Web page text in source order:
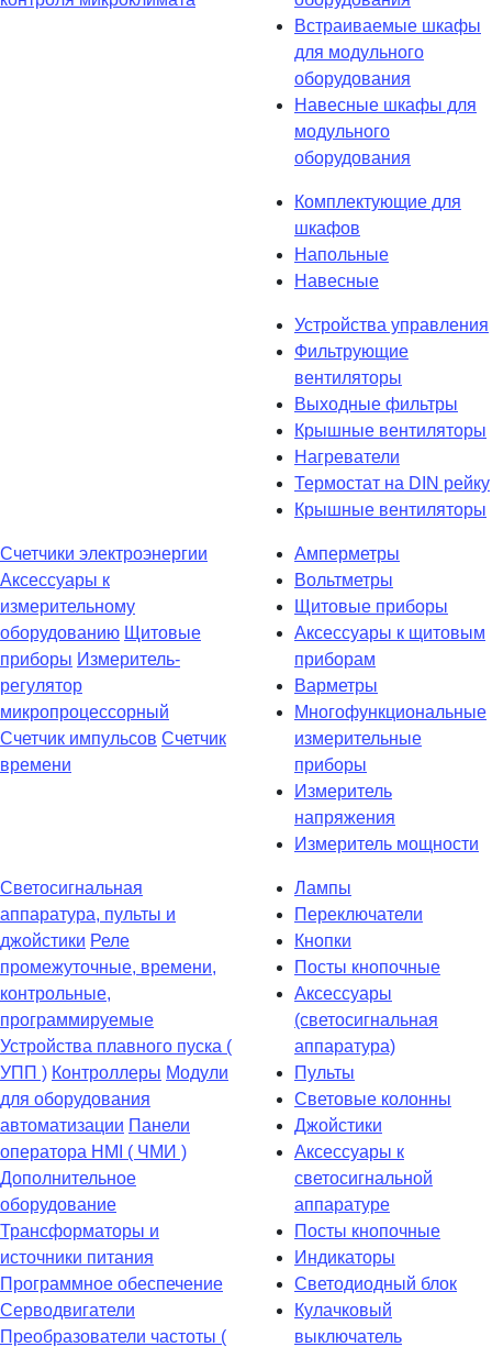
Встраиваемые шкафы
для модульного
оборудования
Навесные шкафы для
модульного
оборудования
Комплектующие для
шкафов
Напольные
Навесные
Устройства управления
Фильтрующие
вентиляторы
Выходные фильтры
Крышные вентиляторы
Нагреватели
Термостат на DIN рейку
Крышные вентиляторы
Счетчики электроэнергии
Аксессуары к
измерительному
оборудованию Щитовые
приборы Измеритель-
регулятор
микропроцессорный
Счетчик импульсов Счетчик
времени
Амперметры
Вольтметры
Щитовые приборы
Аксессуары к щитовым
приборам
Варметры
Многофункциональные
измерительные
приборы
Измеритель
напряжения
Измеритель мощности
Светосигнальная
аппаратура, пульты и
джойстики Реле
промежуточные, времени,
контрольные,
программируемые
Устройства плавного пуска (
УПП ) Контроллеры Модули
для оборудования
автоматизации Панели
оператора HMI ( ЧМИ )
Дополнительное
оборудование
Транcформаторы и
источники питания
Программное обеспечение
Серводвигатели
Преобразователи частоты (
Лампы
Переключатели
Кнопки
Посты кнопочные
Аксессуары
(светосигнальная
аппаратура)
Пульты
Световые колонны
Джойстики
Аксессуары к
светосигнальной
аппаратуре
Посты кнопочные
Индикаторы
Светодиодный блок
Кулачковый
выключатель